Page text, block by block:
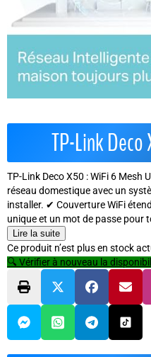
TP-Link
TP-Link Deco X50 : WiFi 6
réseau domestique avec un
installer. ✔ Couverture WiFi
unique et un mot de passe pour
Lire la suite
Ce produit n’est plus en stock
🔍 Vérifier à nouveau la